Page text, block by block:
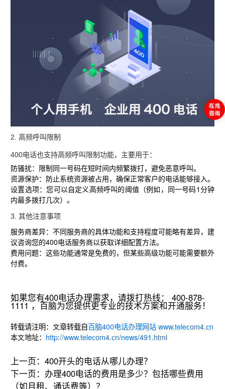
2. ‌ 高频呼叫限制
400电话也支持高频呼叫限制功能，主要用于：
防骚扰‌：限制同一号码在短时间内频繁拨打，避免恶意呼叫。
资源保护‌：防止系统资源被占用，确保正常客户的电话能够接入。
设置选项‌：您可以自定义高频呼叫的阈值（例如，同一号码1分钟
内最多拨打几次）。
3. ‌ 其他注意事项
服务商差异‌：不同服务商的具体功能和支持程度可能略有差异，建
议咨询您的400电话服务商以获取详细配置方法。
费用问题‌：这些功能通常是免费的，但某些高级功能可能需要额外
付费。
如果您有400电话办理需求，请拨打热线： 400-878-
1111 ，百脑为您提供更专业的技术方案和开通服务！
转载请注明：文章转载自百脑400电话办理网站 www.telecom4.cn
本文地址： http://www.telecom4.cn/news/491.html
上一页： 400开头的电话从哪儿办理？
下一页： 办理400电话的费用是多少？包括哪些费用
（如月租、通话费等）？